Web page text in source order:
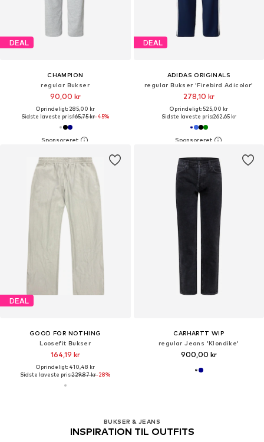
DEAL
CHAMPION
regular Bukser
90,00 kr
Oprindeligt: 285,00 kr
Sidste laveste pris:165,75 kr-45%
DEAL
ADIDAS ORIGINALS
regular Bukser 'Firebird Adicolor'
278,10 kr
Oprindeligt: 525,00 kr
Sidste laveste pris:262,65 kr
DEAL
GOOD FOR NOTHING
Loosefit Bukser
164,19 kr
Oprindeligt: 410,48 kr
Sidste laveste pris:229,87 kr-28%
CARHARTT WIP
regular Jeans 'Klondike'
900,00 kr
BUKSER & JEANS
INSPIRATION TIL OUTFITS